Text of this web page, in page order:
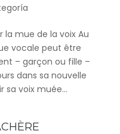
la mue de la voix Au
vocale peut être
– garçon ou fille –
dans sa nouvelle
sa voix muée...